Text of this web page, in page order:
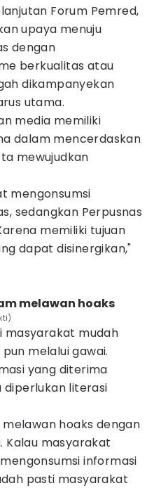
Forum Pemred,
upaya menuju
dengan
berkualitas atau
dikampanyekan
utama.
media memiliki
dalam mencerdaskan
mewujudkan
mengonsumsi
sedangkan Perpusnas
memiliki tujuan
dapat disinergikan,"
melawan hoaks
masyarakat mudah
melalui gawai.
yang diterima
diperlukan literasi
hoaks dengan
Kalau masyarakat
informasi
pasti masyarakat